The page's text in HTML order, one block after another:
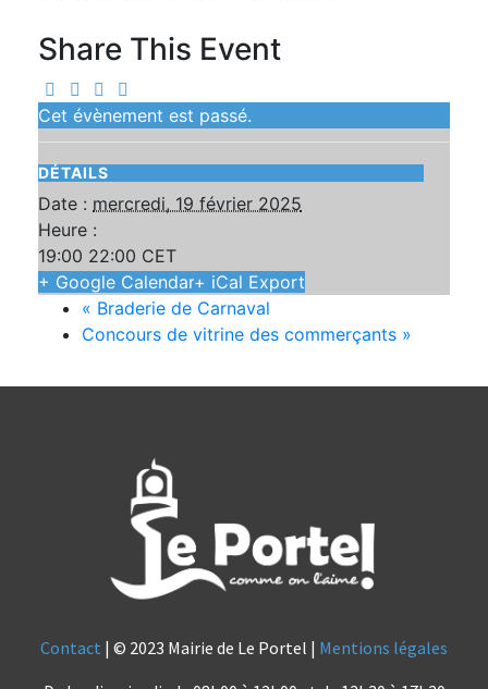
Share This Event
Cet évènement est passé.
DÉTAILS
Date : mercredi, 19 février 2025
Heure :
19:00 22:00 CET
+ Google Calendar+ iCal Export
« Braderie de Carnaval
Concours de vitrine des commerçants »
Contact | © 2023 Mairie de Le Portel | Mentions légales